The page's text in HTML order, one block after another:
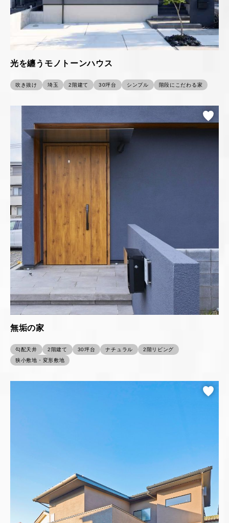
光を纏うモノトーンハウス
吹き抜け 埼玉 2階建て 30坪台 シンプル 階段にこだわる家
無垢の家
勾配天井 2階建て 30坪台 ナチュラル
2階リビング
狭小敷地・変形敷地